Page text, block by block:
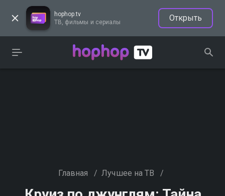
hophop.tv
ТВ, фильмы и сериалы
Открыть
Главная / Лучшее на ТВ /